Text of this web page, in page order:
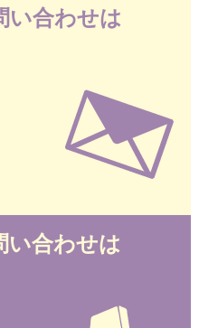
い合わせは
い合わせは